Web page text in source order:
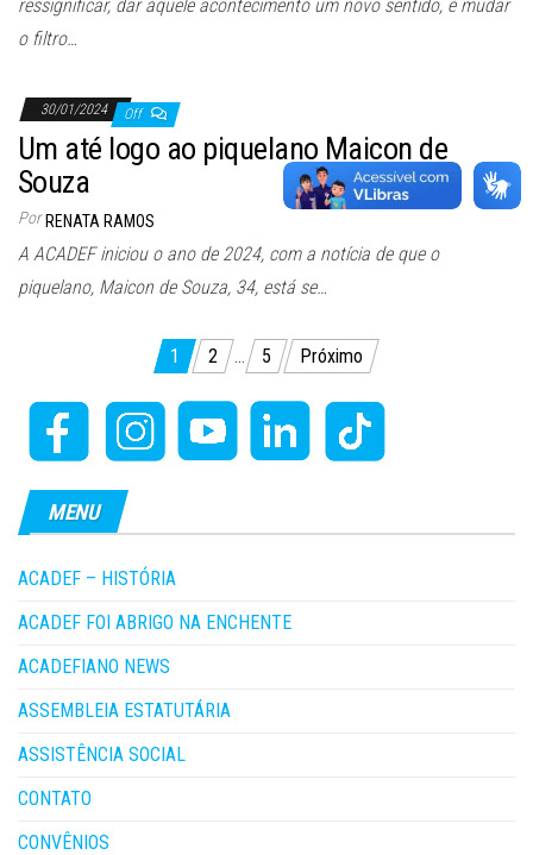
ressignificar, dar àquele acontecimento um novo sentido, é mudar
o filtro…
30/01/2024 Off
Um até logo ao piquelano Maicon de
Souza
Por RENATA RAMOS
A ACADEF iniciou o ano de 2024, com a notícia de que o
piquelano, Maicon de Souza, 34, está se…
Paginação
de
posts
1 2 … 5 Próximo
MENU
ACADEF – HISTÓRIA
ACADEF FOI ABRIGO NA ENCHENTE
ACADEFIANO NEWS
ASSEMBLEIA ESTATUTÁRIA
ASSISTÊNCIA SOCIAL
CONTATO
CONVÊNIOS